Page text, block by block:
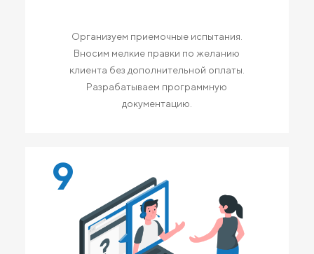
Организуем приемочные испытания.
Вносим мелкие правки по желанию
клиента без дополнительной оплаты.
Разрабатываем программную
документацию.
9